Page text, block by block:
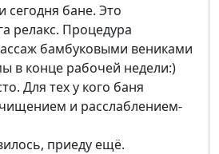
сегодня бане. Это
релакс. Процедура
бамбуковыми вениками
в конце рабочей недели:)
Для тех у кого баня
и расслаблением-
приеду ещё.